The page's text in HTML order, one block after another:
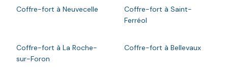
Coffre-fort à Neuvecelle
Coffre-fort à Saint-
Ferréol
Coffre-fort à La Roche-
sur-Foron
Coffre-fort à Bellevaux